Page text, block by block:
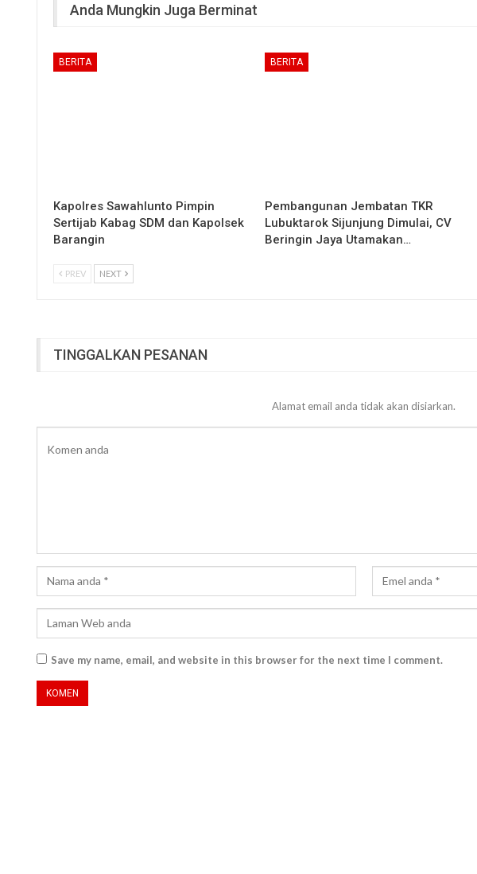
Anda Mungkin Juga Berminat
BERITA
Kapolres Sawahlunto Pimpin
Sertijab Kabag SDM dan Kapolsek
Barangin
BERITA
Pembangunan Jembatan TKR
Lubuktarok Sijunjung Dimulai, CV
Beringin Jaya Utamakan…
PREV NEXT
TINGGALKAN PESANAN
Alamat email anda tidak akan disiarkan.
Save my name, email, and website in this browser for the next time I comment.